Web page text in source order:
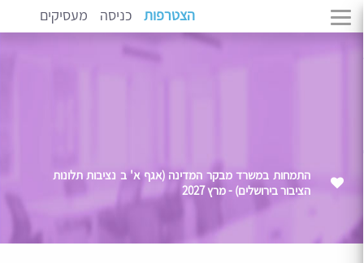
הצטרפות כניסה מעסיקים
התמחות במשרד מבקר המדינה (אגף א' ב נציבות תלונות
הציבור בירושלים) - מרץ 2027